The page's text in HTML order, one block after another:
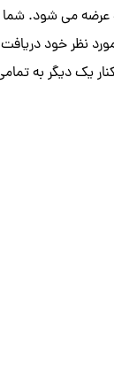
عرضه می شود.
نظر خود
یک دیگر به تمامی